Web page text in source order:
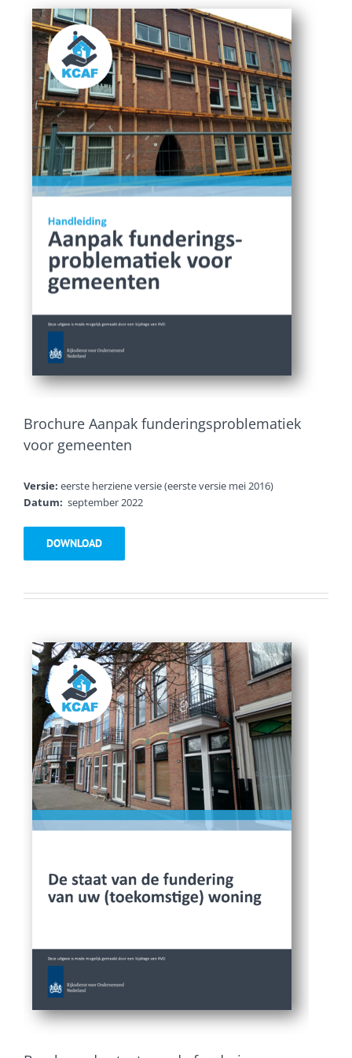
Brochure Aanpak funderingsproblematiek
voor gemeenten
Versie: eerste herziene versie (eerste versie mei 2016)
Datum: september 2022
DOWNLOAD